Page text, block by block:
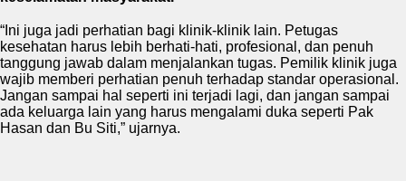
“Ini juga jadi perhatian bagi klinik-klinik lain. Petugas
kesehatan harus lebih berhati-hati, profesional, dan penuh
tanggung jawab dalam menjalankan tugas. Pemilik klinik juga
wajib memberi perhatian penuh terhadap standar operasional.
Jangan sampai hal seperti ini terjadi lagi, dan jangan sampai
ada keluarga lain yang harus mengalami duka seperti Pak
Hasan dan Bu Siti,” ujarnya.